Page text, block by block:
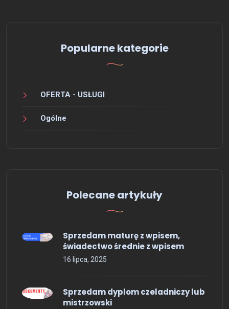
Popularne kategorie
OFERTA - USŁUGI
Ogólne
Polecane artykuły
Sprzedam maturę z wpisem,
świadectwo średnie z wpisem
16 lipca, 2025
Sprzedam dyplom czeladniczy lub
mistrzowski